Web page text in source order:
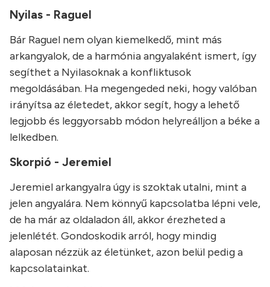
Nyilas - Raguel
Bár Raguel nem olyan kiemelkedő, mint más
arkangyalok, de a harmónia angyalaként ismert, így
segíthet a Nyilasoknak a konfliktusok
megoldásában. Ha megengeded neki, hogy valóban
irányítsa az életedet, akkor segít, hogy a lehető
legjobb és leggyorsabb módon helyreálljon a béke a
lelkedben.
Skorpió - Jeremiel
Jeremiel arkangyalra úgy is szoktak utalni, mint a
jelen angyalára. Nem könnyű kapcsolatba lépni vele,
de ha már az oldaladon áll, akkor érezheted a
jelenlétét. Gondoskodik arról, hogy mindig
alaposan nézzük az életünket, azon belül pedig a
kapcsolatainkat.